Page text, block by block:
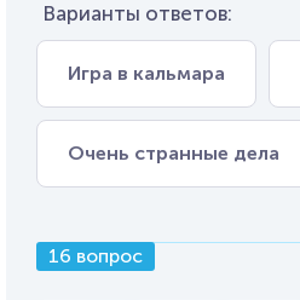
Варианты ответов:
Игра в кальмара
Очень странные дела
16 вопрос